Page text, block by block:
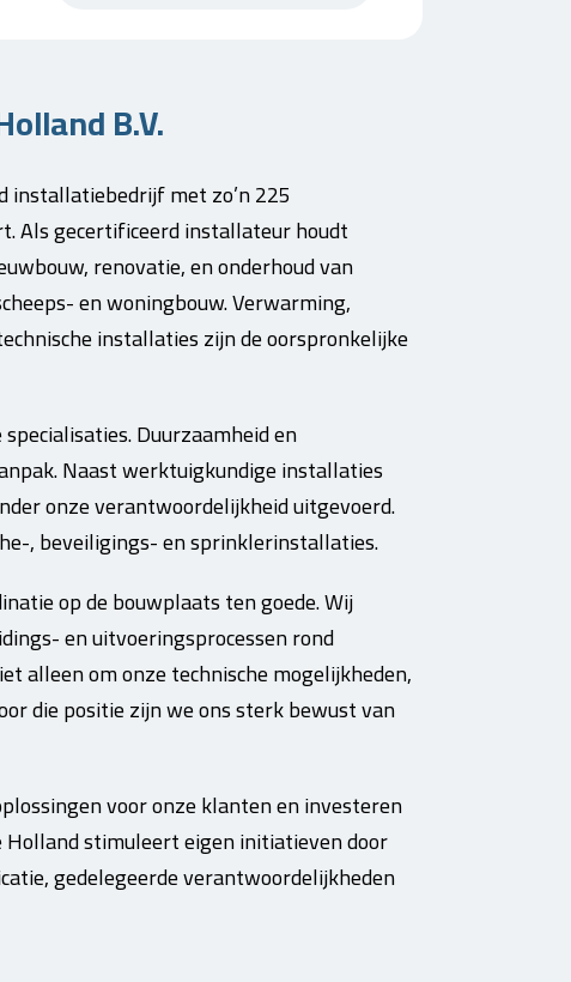
B.V.
installatiebedrijf met zo’n 225
Als gecertificeerd installateur houdt
renovatie, en onderhoud van
en woningbouw. Verwarming,
installaties zijn de oorspronkelijke
Duurzaamheid en
Naast werktuigkundige installaties
onze verantwoordelijkheid uitgevoerd.
, beveiligings- en sprinklerinstallaties.
op de bouwplaats ten goede. Wij
en uitvoeringsprocessen rond
alleen om onze technische mogelijkheden,
die positie zijn we ons sterk bewust van
voor onze klanten en investeren
stimuleert eigen initiatieven door
gedelegeerde verantwoordelijkheden